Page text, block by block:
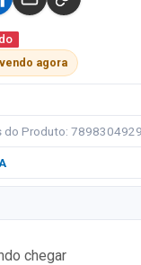
agora
do Produto:
chegar